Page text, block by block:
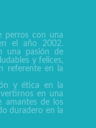
perros con una
el año 2002.
una pasión de
y felices,
referente en la
y ética en la
en una
amantes de los
duradero en la